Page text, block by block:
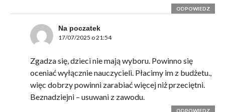
ODPOWIEDZ
Na poczatek
17/07/2025 o 21:54
Zgadza się, dzieci nie mają wyboru. Powinno się
oceniać wyłącznie nauczycieli. Płacimy im z budżetu.,
więc dobrzy powinni zarabiać więcej niż przeciętni.
Beznadziejni – usuwani z zawodu.
ODPOWIEDZ